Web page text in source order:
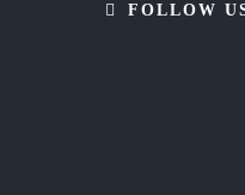
FOLLOW